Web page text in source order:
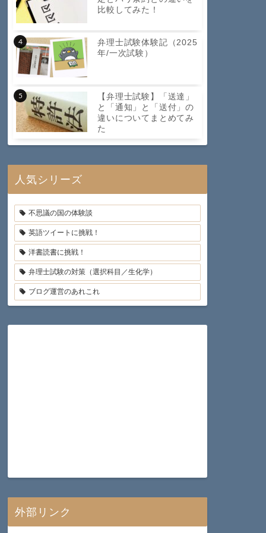
比較してみた！
弁理士試験体験記（2025
年/一次試験）
【弁理士試験】「送達」
と「通知」と「送付」の
違いについてまとめてみ
た
人気シリーズ
弁理士試験の対策（選択科目／生化学）
ブログ運営のあれこれ
英語ツイートに挑戦！
不思議の国の体験談
洋書読書に挑戦！
外部リンク